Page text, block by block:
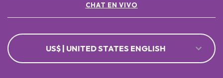
CHAT EN VIVO
US$ | UNITED STATES ENGLISH